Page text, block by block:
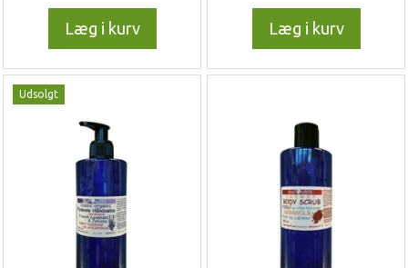
Læg i kurv Læg i kurv
Udsolgt